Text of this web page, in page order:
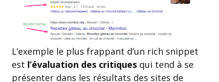
L’exemple le plus frappant d’un rich snippet
est l’évaluation des critiques qui tend à se
présenter dans les résultats des sites de